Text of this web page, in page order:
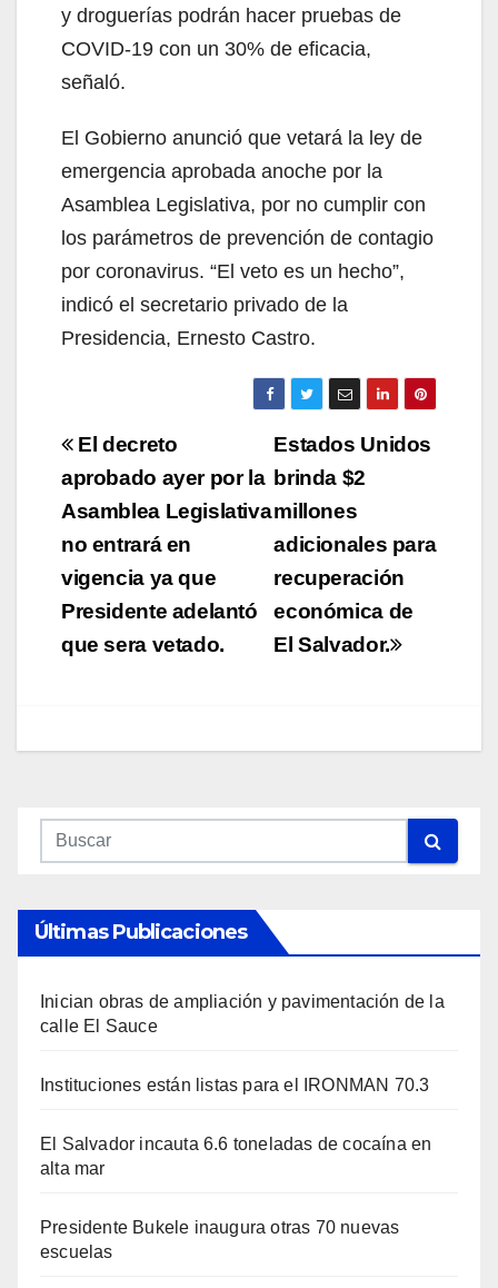
y droguerías podrán hacer pruebas de
COVID-19 con un 30% de eficacia,
señaló.
El Gobierno anunció que vetará la ley de
emergencia aprobada anoche por la
Asamblea Legislativa, por no cumplir con
los parámetros de prevención de contagio
por coronavirus. “El veto es un hecho”,
indicó el secretario privado de la
Presidencia, Ernesto Castro.
Navegación
de
entradas
Estados Unidos
brinda $2
millones
adicionales para
recuperación
económica de
El Salvador.
El decreto
aprobado ayer por la
Asamblea Legislativa
no entrará en
vigencia ya que
Presidente adelantó
que sera vetado.
Últimas Publicaciones
Inician obras de ampliación y pavimentación de la
calle El Sauce
Instituciones están listas para el IRONMAN 70.3
El Salvador incauta 6.6 toneladas de cocaína en
alta mar
Presidente Bukele inaugura otras 70 nuevas
escuelas